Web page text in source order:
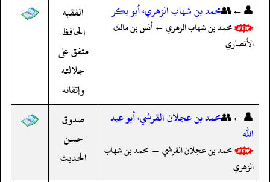
👤←👥محمد بن شهاب الزهري، أبو بكر
محمد بن شهاب الزهري ← أنس بن مالك
الأنصاري
الفقيه
الحافظ
متفق على
جلالته
وإتقانه
👤←👥محمد بن عجلان القرشي، أبو عبد
الله
محمد بن عجلان القرشي ← محمد بن شهاب
الزهري
صدوق
حسن
الحديث